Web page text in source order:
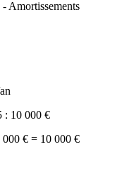
Amortissements
: 10 000 €
€ = 10 000 €